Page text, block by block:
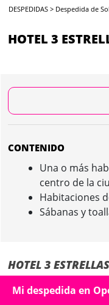
DESPEDIDAS > Despedida de
HOTEL 3
CONTENIDO
Una o más
centro de la
Habitaciones
Sábanas y
HOTEL 3
Nuestros hoteles socios
Mi despedida en